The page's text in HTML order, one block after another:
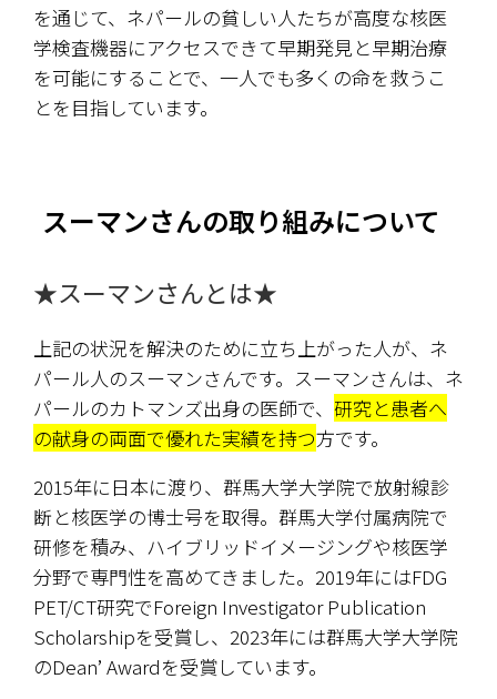
を通じて、ネパールの貧しい人たちが高度な核医
学検査機器にアクセスできて早期発見と早期治療
を可能にすることで、一人でも多くの命を救うこ
とを目指しています。
スーマンさんの取り組みについて
★スーマンさんとは★
上記の状況を解決のために立ち上がった人が、ネ
パール人のスーマンさんです。スーマンさんは、ネ
パールのカトマンズ出身の医師で、 研究と患者へ
の献身の両面で優れた実績を持つ方です。
2015年に日本に渡り、群馬大学大学院で放射線診
断と核医学の博士号を取得。群馬大学付属病院で
研修を積み、ハイブリッドイメージングや核医学
分野で専門性を高めてきました。2019年にはFDG
PET/CT研究でForeign Investigator Publication
Scholarshipを受賞し、2023年には群馬大学大学院
のDean’ Awardを受賞しています。